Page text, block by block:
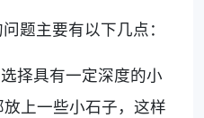
题主要有以下几点：
择具有一定深度的小
上一些小石子，这样